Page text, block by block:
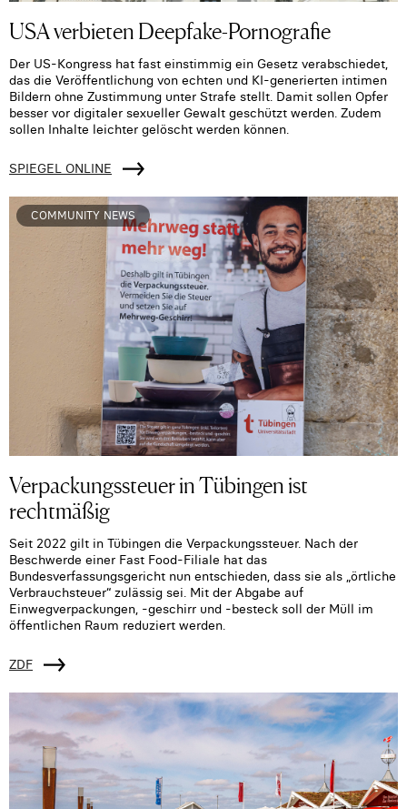
USA verbieten Deepfake-Pornografie
Der US-Kongress hat fast einstimmig ein Gesetz verabschiedet,
das die Veröffentlichung von echten und KI-generierten intimen
Bildern ohne Zustimmung unter Strafe stellt. Damit sollen Opfer
besser vor digitaler sexueller Gewalt geschützt werden. Zudem
sollen Inhalte leichter gelöscht werden können.
SPIEGEL ONLINE
COMMUNITY NEWS
Verpackungssteuer in Tübingen ist
rechtmäßig
Seit 2022 gilt in Tübingen die Verpackungssteuer. Nach der
Beschwerde einer Fast Food-Filiale hat das
Bundesverfassungsgericht nun entschieden, dass sie als „örtliche
Verbrauchsteuer“ zulässig sei. Mit der Abgabe auf
Einwegverpackungen, -geschirr und -besteck soll der Müll im
öffentlichen Raum reduziert werden.
ZDF